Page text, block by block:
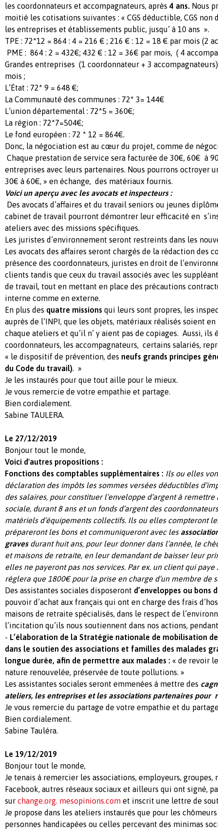
les coordonnateurs et accompagnateurs, après 4 ans. Nous
moitié les cotisations suivantes : « CGS déductible, CGS non
les entreprises et établissements public, jusqu’ à 10 ans ».
TPE : 72*12 = 864 : 4 = 216 € ; 216 € : 12 = 18 € par mois (2
PME : 864 : 2 = 432€; 432 € : 12 = 36€ par mois, ( 4
Grandes entreprises (1 coordonnateur + 3
mois ;
L’État : 72* 9 = 648 €;
La Communauté des communes : 72* 3= 144€
L’union départemental : 72*5 = 360€;
La région : 72*7=504€;
Le fond européen : 72 * 12 = 864€.
Donc, la négociation est au cœur du projet, comme de
Chaque prestation de service sera facturée de 30€, 60€ à
entreprises avec leurs partenaires. Nous pourrons octroyer
30€ à 60€, » en échange, des matériaux fournis.
Voici un aperçu avec les avocats et inspecteurs :
Des avocats d’affaires et du travail seniors ou jeunes
cabinet de travail pourront démontrer leur efficacité en
ateliers avec des missions spécifiques.
Les juristes d’environnement seront restreints dans les
Les avocats des affaires seront chargés de la rédaction des
présence des coordonnateurs, juristes en droit de
clients tandis que ceux du travail associés avec les
de travail, tout en mettant en place des précautions
interne comme en externe.
En plus des quatre missions qui leurs sont propres, les
auprès de l’INPI, que les objets, matériaux réalisés soient en
chaque ateliers et qu’il n’ y aient pas de copiages. Aussi, ils
coordonnateurs, les accompagnateurs, certains salariés,
« le dispositif de prévention, des neufs grands principes
du Code du travail). »
Je les instaurés pour que tout aille pour le mieux.
Je vous remercie de votre empathie et partage.
Bien cordialement.
Sabine TAULERA.
Le 27/12/2019
Bonjour tout le monde,
Voici d'autres propositions :
Fonctions des comptables supplémentaires : Ils ou elles
déclaration des impôts les sommes versées déductibles
des salaires, pour constituer l’enveloppe d’argent à remettre
sociale, durant 8 ans et un fonds d’argent des
matériels d’équipements collectifs. Ils ou elles compteront
prépareront les bons et communiqueront avec les
gravesdurant huit ans, pour leur donner dans l’année, le
et maisons de retraite, en leur demandant de baisser leur
elles ne payeront pas nos services. Par ex. un client qui
réglera que 1800€ pour la prise en charge d’un membre de
Des assistantes sociales disposeront d’enveloppes ou bons
pouvoir d’achat aux français qui ont en charge des frais
maisons de retraite spécialisés, dans le respect de
l’incitation qu’ils nous soutiennent dans nos actions,
- L’élaboration de la Stratégie nationale de mobilisation de
dans le soutien des associations et familles des malades
longue durée, afin de permettre aux malades : « de revoir
nature renouvelée, préservée de toute pollutions. »
Les assistantes sociales seront emmenées à mettre des
ateliers, les entreprises et les associations partenaires pour
Je vous remercie du partage de votre empathie et du
Bien cordialement.
Sabine Tauléra.
Le 19/12/2019
Bonjour tout le monde,
Je tenais à remercier les associations, employeurs, groupes,
Facebook, autres réseaux sociaux et ailleurs qui ont signé,
sur change.org. mesopinions.com et inscrit une lettre de
Je propose dans les ateliers instaurés que pour les
personnes handicapées ou celles percevant des minimas